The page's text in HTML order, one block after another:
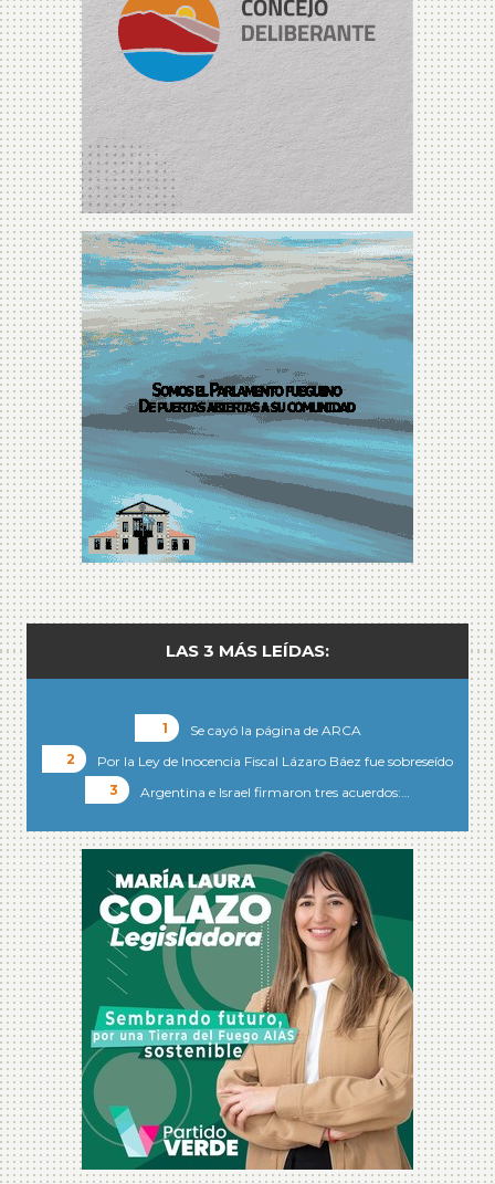
LAS 3 MÁS LEÍDAS:
Se cayó la página de ARCA
Por la Ley de Inocencia Fiscal Lázaro Báez fue sobreseído
Argentina e Israel firmaron tres acuerdos:…